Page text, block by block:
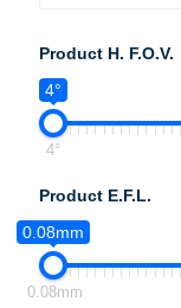
Product H. F.O.V.
4°
4°
Product E.F.L.
0.08mm
0.08mm